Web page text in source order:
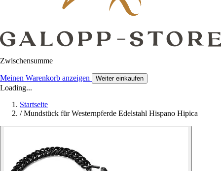
Zwischensumme
Meinen Warenkorb anzeigen Weiter einkaufen
Loading...
Startseite
/ Mundstück für Westernpferde Edelstahl Hispano Hipica